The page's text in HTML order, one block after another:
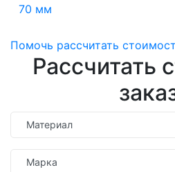
70 мм
Помочь рассчитать
Рассчитать